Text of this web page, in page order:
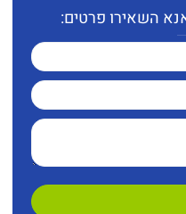
השאירו פרטים: